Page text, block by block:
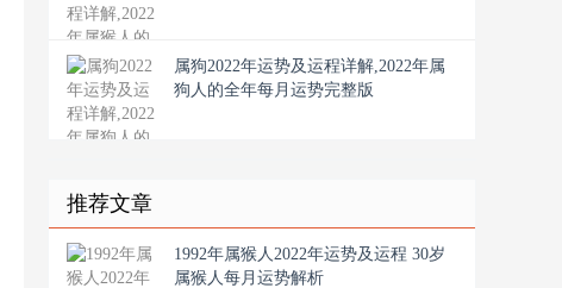
属狗2022年运势及运程详解,2022年属
狗人的全年每月运势完整版
推荐文章
1992年属猴人2022年运势及运程 30岁
属猴人每月运势解析